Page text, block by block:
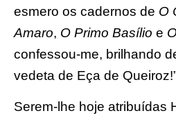
esmero os cadernos de O
Amaro, O Primo Basílio e
confessou-me, brilhando
vedeta de Eça de
Serem-lhe hoje atribuídas